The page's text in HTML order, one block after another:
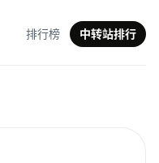
排行榜 中转站排行